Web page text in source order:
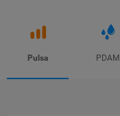
Pulsa PDAM